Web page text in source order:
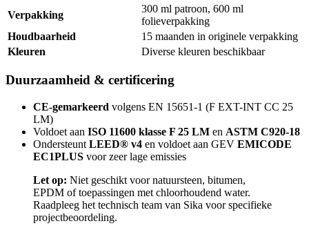
Verpakking
300 ml patroon, 600 ml
folieverpakking
Houdbaarheid
15 maanden in originele verpakking
Kleuren
Diverse kleuren beschikbaar
Duurzaamheid & certificering
CE-gemarkeerd volgens EN 15651-1 (F EXT-INT CC 25
LM)
Voldoet aan ISO 11600 klasse F 25 LM en ASTM C920-18
Ondersteunt LEED® v4 en voldoet aan GEV EMICODE
EC1PLUS voor zeer lage emissies
Let op: Niet geschikt voor natuursteen, bitumen,
EPDM of toepassingen met chloorhoudend water.
Raadpleeg het technisch team van Sika voor specifieke
projectbeoordeling.